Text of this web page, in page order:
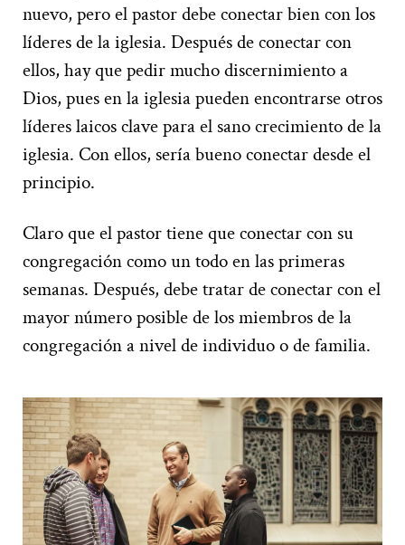
nuevo, pero el pastor debe conectar bien con los
líderes de la iglesia. Después de conectar con
ellos, hay que pedir mucho discernimiento a
Dios, pues en la iglesia pueden encontrarse otros
líderes laicos clave para el sano crecimiento de la
iglesia. Con ellos, sería bueno conectar desde el
principio.
Claro que el pastor tiene que conectar con su
congregación como un todo en las primeras
semanas. Después, debe tratar de conectar con el
mayor número posible de los miembros de la
congregación a nivel de individuo o de familia.